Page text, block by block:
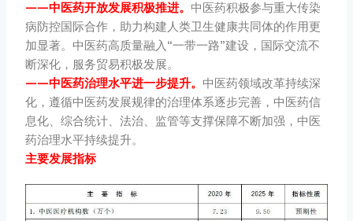
——中医药开放发展积极推进。 中医药积极参与重大传染
病防控国际合作，助力构建人类卫生健康共同体的作用更
加显著。中医药高质量融入“一带一路”建设，国际交流不
断深化，服务贸易积极发展。
——中医药治理水平进一步提升。 中医药领域改革持续深
化，遵循中医药发展规律的治理体系逐步完善，中医药信
息化、综合统计、法治、监管等支撑保障不断加强，中医
药治理水平持续提升。
主要发展指标